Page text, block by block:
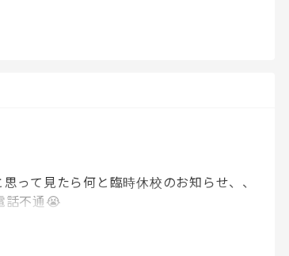
って見たら何と臨時休校のお知らせ、、
話不通😭